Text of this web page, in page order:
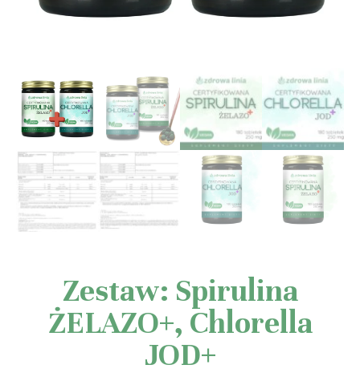
Zestaw: Spirulina
ŻELAZO+, Chlorella
JOD+